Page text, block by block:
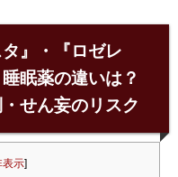
』・『ロゼレ
眠薬の違いは？
せん妄のリスク
表示]